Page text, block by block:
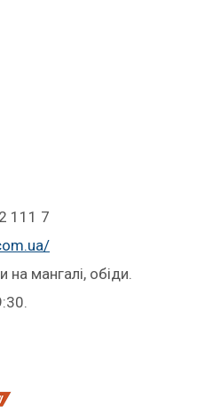
111 7
на мангалі, обіди.